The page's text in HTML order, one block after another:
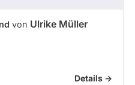
von Ulrike Müller
Details ->